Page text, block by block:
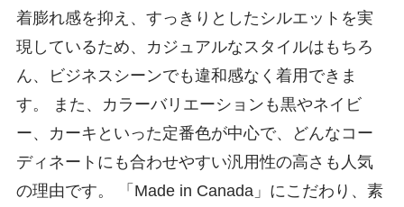
着膨れ感を抑え、すっきりとしたシルエットを実
現しているため、カジュアルなスタイルはもちろ
ん、ビジネスシーンでも違和感なく着用できま
す。 また、カラーバリエーションも黒やネイビ
ー、カーキといった定番色が中心で、どんなコー
ディネートにも合わせやすい汎用性の高さも人気
の理由です。 「Made in Canada」にこだわり、素